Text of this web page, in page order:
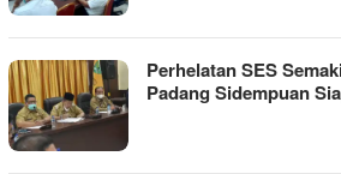
Perhelatan SES
Padang Sidempuan